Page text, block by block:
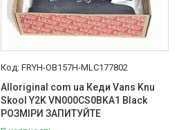
FRYH-OB157H-MLC177802
Alloriginal com ua Кеди Vans Knu
Skool Y2K VN000CS0BKA1 Black
РОЗМІРИ ЗАПИТУЙТЕ